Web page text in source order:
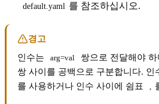
default.yaml 를 참조하십시오.
경고
인수는
arg=val 쌍으로 전달해야 하
쌍 사이를 공백으로 구분합니다. 인
를 사용하거나 인수 사이에 쉼표
,